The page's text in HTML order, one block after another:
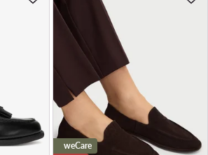
weCare